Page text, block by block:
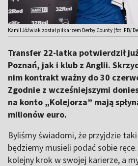
Kamil Jóźwiak został piłkarzem Derby County (fot. FB/
Transfer 22-latka potwierdził
Poznań, jak i klub z Anglii.
nim kontrakt ważny do 30
Zgodnie z wcześniejszymi
na konto „Kolejorza” mają
milionów euro.
Byliśmy świadomi, że przyjdzie
będziemy musieli podać sobie
kolejny krok w swojej karierze, a